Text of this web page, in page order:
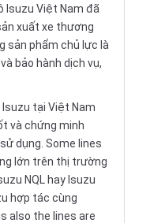
Isuzu Việt Nam đã
xuất xe thương
sản phẩm chủ lực là
bảo hành dịch vụ,
tại Việt Nam
và chứng minh
dụng. Some lines
lớn trên thị trường
NQL hay Isuzu
hợp tác cùng
also the lines are